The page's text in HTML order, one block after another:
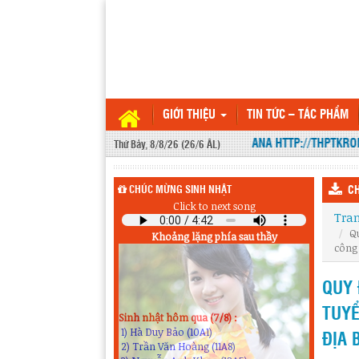
GIỚI THIỆU TIN TỨC – TÁC PHẨM
Thứ Bảy, 8/8/26 (26/6 ÂL)
WEBSITE THPT KRÔNG ANA HTTP://
CHÚC MỪNG SINH NHẬT
Click to next song
Khoảng lặng phía sau thầy
Sinh nhật hôm qua (7/8) :
1) Hà Duy Bảo (10A1)
2) Trần Văn Hoàng (11A8)
3) Nguyễn Anh Khoa (12A5)
QUY
ĐỊA